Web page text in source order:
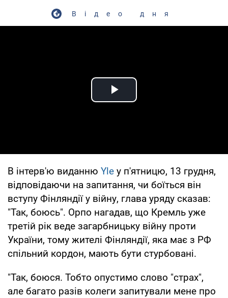
Відео дня
Play Video
В інтерв'ю виданню Yle у п'ятницю, 13 грудня,
відповідаючи на запитання, чи боїться він
вступу Фінляндії у війну, глава уряду сказав:
"Так, боюсь". Орпо нагадав, що Кремль уже
третій рік веде загарбницьку війну проти
України, тому жителі Фінляндії, яка має з РФ
спільний кордон, мають бути стурбовані.
"Так, боюся. Тобто опустимо слово "страх",
але багато разів колеги запитували мене про